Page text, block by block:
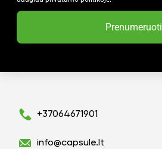
Prenumeruoti
+37064671901
info@capsule.lt